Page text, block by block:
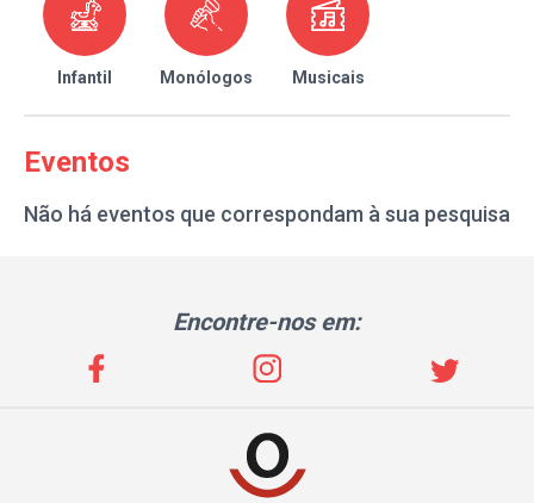
Infantil Monólogos Musicais
Eventos
Não há eventos que correspondam à sua pesquisa
Encontre-nos em: